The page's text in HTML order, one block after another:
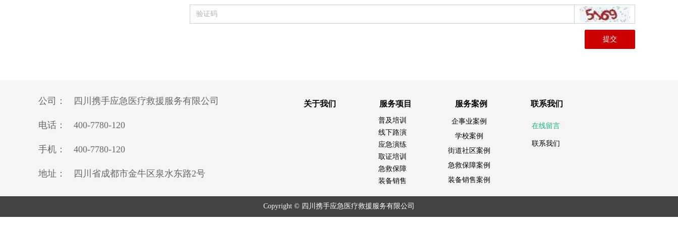
提交
关于我们 服务项目 服务案例 联系我们
在线留言
联系我们
普及培训
线下路演
应急演练
取证培训
急救保障
装备销售
企事业案例
学校案例
街道社区案例
急救保障案例
装备销售案例
公司： 四川携手应急医疗救援服务有限公司
电话： 400-7780-120
手机： 400-7780-120
地址： 四川省成都市金牛区泉水东路2号
Copyright © 四川携手应急医疗救援服务有限公司